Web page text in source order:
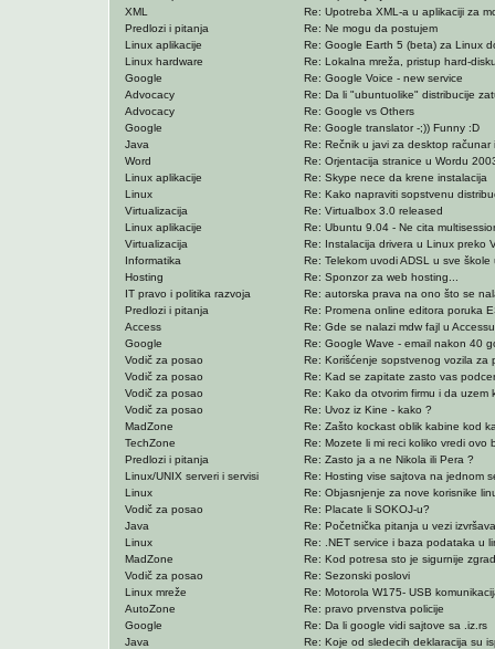
XML
Re: Upotreba XML-a u aplikaciji za
Predlozi i pitanja
Re: Ne mogu da postujem
Linux aplikacije
Re: Google Earth 5 (beta) za Linux
Linux hardware
Re: Lokalna mreža, pristup hard-
Google
Re: Google Voice - new service
Advocacy
Re: Da li "ubuntuolike" distribucije
Advocacy
Re: Google vs Others
Google
Re: Google translator -;)) Funny :D
Java
Re: Rečnik u javi za desktop računar
Word
Re: Orjentacija stranice u Wordu
Linux aplikacije
Re: Skype nece da krene instalacija
Linux
Re: Kako napraviti sopstvenu
Virtualizacija
Re: Virtualbox 3.0 released
Linux aplikacije
Re: Ubuntu 9.04 - Ne cita
Virtualizacija
Re: Instalacija drivera u Linux preko
Informatika
Re: Telekom uvodi ADSL u sve škole
Hosting
Re: Sponzor za web hosting...
IT pravo i politika razvoja
Re: autorska prava na ono što se
Predlozi i pitanja
Re: Promena online editora poruka
Access
Re: Gde se nalazi mdw fajl u Accessu
Google
Re: Google Wave - email nakon 40
Vodič za posao
Re: Korišćenje sopstvenog vozila za
Vodič za posao
Re: Kad se zapitate zasto vas
Vodič za posao
Re: Kako da otvorim firmu i da uzem
Vodič za posao
Re: Uvoz iz Kine - kako ?
MadZone
Re: Zašto kockast oblik kabine kod
TechZone
Re: Mozete li mi reci koliko vredi ovo
Predlozi i pitanja
Re: Zasto ja a ne Nikola ili Pera ?
Linux/UNIX serveri i servisi
Re: Hosting vise sajtova na jednom
Linux
Re: Objasnjenje za nove korisnike
Vodič za posao
Re: Placate li SOKOJ-u?
Java
Re: Početnička pitanja u vezi
Linux
Re: .NET service i baza podataka u
MadZone
Re: Kod potresa sto je sigurnije
Vodič za posao
Re: Sezonski poslovi
Linux mreže
Re: Motorola W175- USB
AutoZone
Re: pravo prvenstva policije
Google
Re: Da li google vidi sajtove sa .iz.rs
Java
Re: Koje od sledecih deklaracija su